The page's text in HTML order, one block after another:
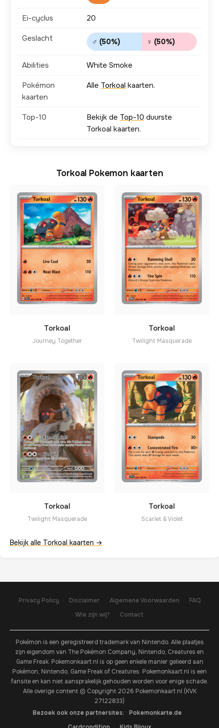
Ei-cyclus 20
Geslacht ♂ (50%) ♀ (50%)
Abilities White Smoke
Pokémon
kaarten
Alle Torkoal kaarten.
Top-10 Bekijk de Top-10 duurste
Torkoal kaarten.
Torkoal Pokemon kaarten
Torkoal
Journey Together
Torkoal
Twilight Masquerade
Torkoal
Twilight Masquerade
Torkoal
Scarlet & Violet
Bekijk alle Torkoal kaarten →
Privacy Policy Disclaimer Algemene Voorwaarden
FAQ
Wie zijn wij?
Contact
Pokémon is een geregistreerd trademark van Nintendo. Alle plaatjes
zijn eigendom van The Pokémon Company, Nintendo, Creatures en
Game Freak. Pokemonkaart.nl is op geen enkele manier gelieerd aan
Pokémon, Nintendo, Game Freak of Creatures. Pokemonkaart.nl is een
fansite en kan niet aansprakelijk gehouden worden voor enige schade.
Alle overige content © Copyright 2026 Pokemonkaart.nl (KVK
27122833)
Bezoek ook onze partnersites:
Pokemonkarte.de